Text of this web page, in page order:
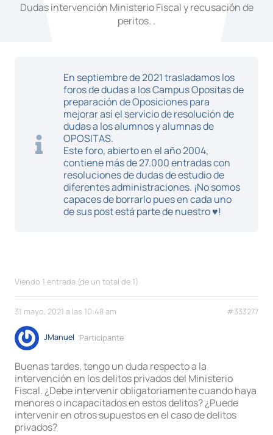
Dudas intervención Ministerio Fiscal y recusación de
peritos. .
En septiembre de 2021 trasladamos los
foros de dudas a los Campus Opositas de
preparación de Oposiciones para
mejorar así el servicio de resolución de
dudas a los alumnos y alumnas de
OPOSITAS.
Este foro, abierto en el año 2004,
contiene más de 27.000 entradas con
resoluciones de dudas de estudio de
diferentes administraciones. ¡No somos
capaces de borrarlo pues en cada uno
de sus post está parte de nuestro ♥!
Viendo 1 entrada (de un total de 1)
31 mayo, 2021 a las 10:48 am #333277
JManuel Participante
Buenas tardes, tengo un duda respecto a la
intervención en los delitos privados del Ministerio
Fiscal. ¿Debe intervenir obligatoriamente cuando haya
menores o incapacitados en estos delitos? ¿Puede
intervenir en otros supuestos en el caso de delitos
privados?